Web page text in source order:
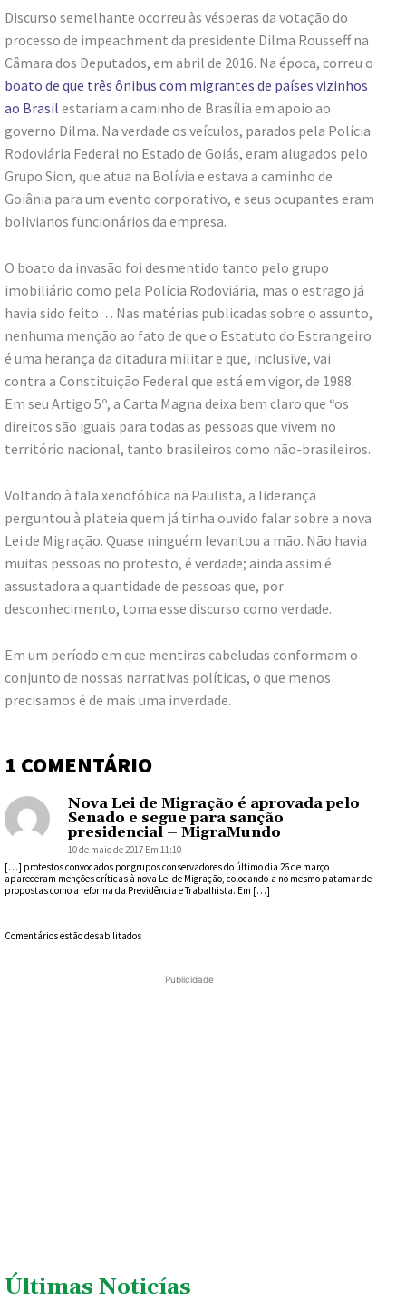
Discurso semelhante ocorreu às vésperas da votação do
processo de impeachment da presidente Dilma Rousseff na
Câmara dos Deputados, em abril de 2016. Na época, correu o
boato de que três ônibus com migrantes de países vizinhos
ao Brasil estariam a caminho de Brasília em apoio ao
governo Dilma. Na verdade os veículos, parados pela Polícia
Rodoviária Federal no Estado de Goiás, eram alugados pelo
Grupo Sion, que atua na Bolívia e estava a caminho de
Goiânia para um evento corporativo, e seus ocupantes eram
bolivianos funcionários da empresa.
O boato da invasão foi desmentido tanto pelo grupo
imobiliário como pela Polícia Rodoviária, mas o estrago já
havia sido feito… Nas matérias publicadas sobre o assunto,
nenhuma menção ao fato de que o Estatuto do Estrangeiro
é uma herança da ditadura militar e que, inclusive, vai
contra a Constituição Federal que está em vigor, de 1988.
Em seu Artigo 5º, a Carta Magna deixa bem claro que “os
direitos são iguais para todas as pessoas que vivem no
território nacional, tanto brasileiros como não-brasileiros.
Voltando à fala xenofóbica na Paulista, a liderança
perguntou à plateia quem já tinha ouvido falar sobre a nova
Lei de Migração. Quase ninguém levantou a mão. Não havia
muitas pessoas no protesto, é verdade; ainda assim é
assustadora a quantidade de pessoas que, por
desconhecimento, toma esse discurso como verdade.
Em um período em que mentiras cabeludas conformam o
conjunto de nossas narrativas políticas, o que menos
precisamos é de mais uma inverdade.
1 COMENTÁRIO
Nova Lei de Migração é aprovada pelo
Senado e segue para sanção
presidencial – MigraMundo
10 de maio de 2017 Em 11:10
[…] protestos convocados por grupos conservadores do último dia 26 de março
apareceram menções críticas à nova Lei de Migração, colocando-a no mesmo patamar de
propostas como a reforma da Previdência e Trabalhista. Em […]
Comentários estão desabilitados
Publicidade
Últimas Noticías